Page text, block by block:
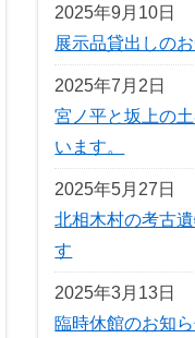
2025年9月10日
展示品貸出しの
2025年7月2日
宮ノ平と坂上の
います。
2025年5月27日
北相木村の考古
す
2025年3月13日
臨時休館のお知